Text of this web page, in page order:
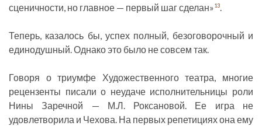
сценичности, но главное — первый шаг сделан»13.
Теперь, казалось бы, успех полный, безоговорочный и
единодушный. Однако это было не совсем так.
Говоря о триумфе Художественного театра, многие
рецензенты писали о неудаче исполнительницы роли
Нины Заречной — М.Л. Роксановой. Ее игра не
удовлетворила и Чехова. На первых репетициях она ему